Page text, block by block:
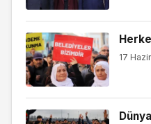
17